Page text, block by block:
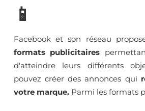
📱
Facebook et son réseau
formats publicitaires
d'atteindre leurs différents
pouvez créer des annonces qui
votre marque. Parmi les formats